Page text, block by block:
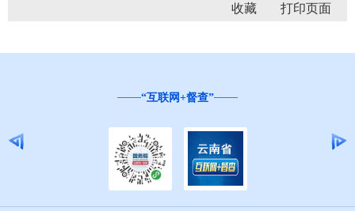
收藏
“互联网+督查”